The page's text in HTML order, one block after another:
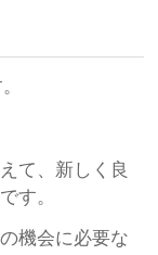
て、新しく良
す。
機会に必要な